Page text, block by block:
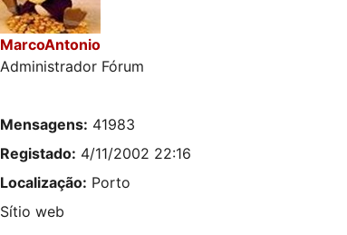
MarcoAntonio
Administrador Fórum
Mensagens: 41983
Registado: 4/11/2002 22:16
Localização: Porto
Sítio web